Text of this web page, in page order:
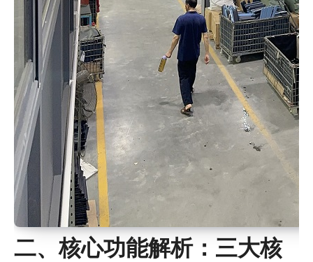
二、核心功能解析：三大核